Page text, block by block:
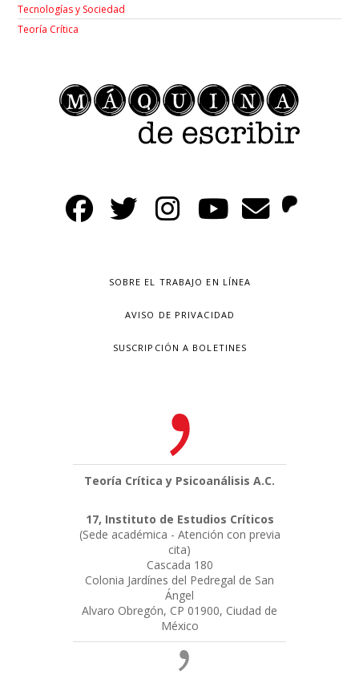
Tecnologías y Sociedad
Teoría Crítica
SOBRE EL TRABAJO EN LÍNEA
AVISO DE PRIVACIDAD
SUSCRIPCIÓN A BOLETINES
Teoría Crítica y Psicoanálisis A.C.
17, Instituto de Estudios Críticos
(Sede académica - Atención con previa
cita)
Cascada 180
Colonia Jardínes del Pedregal de San
Ángel
Alvaro Obregón, CP 01900, Ciudad de
México